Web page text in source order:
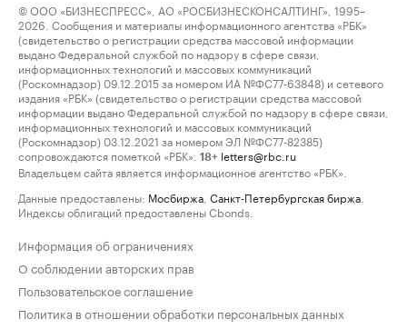
© ООО «БИЗНЕСПРЕСС», АО «РОСБИЗНЕСКОНСАЛТИНГ», 1995–
2026. Сообщения и материалы информационного агентства «РБК»
(свидетельство о регистрации средства массовой информации
выдано Федеральной службой по надзору в сфере связи,
информационных технологий и массовых коммуникаций
(Роскомнадзор) 09.12.2015 за номером ИА №ФС77-63848) и сетевого
издания «РБК» (свидетельство о регистрации средства массовой
информации выдано Федеральной службой по надзору в сфере связи,
информационных технологий и массовых коммуникаций
(Роскомнадзор) 03.12.2021 за номером ЭЛ №ФС77-82385)
сопровождаются пометкой «РБК».
18+ letters@rbc.ru
Владельцем сайта является информационное агентство «РБК».
Данные предоставлены: Мосбиржа Санкт-Петербургская биржа
Индексы облигаций предоставлены Cbonds.
Информация об ограничениях
О соблюдении авторских прав
Пользовательское соглашение
Политика в отношении обработки персональных данных